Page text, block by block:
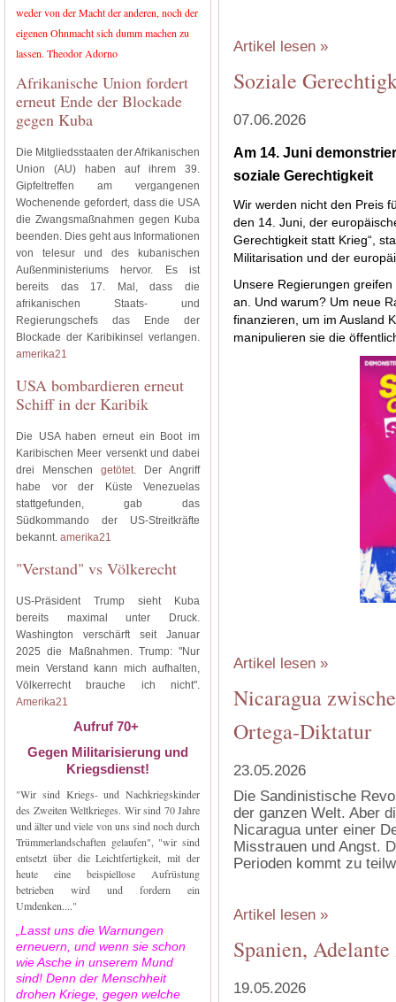
weder von der Macht der anderen, noch der
eigenen Ohnmacht sich dumm machen zu
lassen. Theodor Adorno
Afrikanische Union fordert
erneut Ende der Blockade
gegen Kuba
Die Mitgliedsstaaten der Afrikanischen
Union (AU) haben auf ihrem 39.
Gipfeltreffen am vergangenen
Wochenende gefordert, dass die USA
die Zwangsmaßnahmen gegen Kuba
beenden. Dies geht aus Informationen
von telesur und des kubanischen
Außenministeriums hervor. Es ist
bereits das 17. Mal, dass die
afrikanischen Staats- und
Regierungschefs das Ende der
Blockade der Karibikinsel verlangen.
amerika21
USA bombardieren erneut
Schiff in der Karibik
Die USA haben erneut ein Boot im
Karibischen Meer versenkt und dabei
drei Menschen getötet. Der Angriff
habe vor der Küste Venezuelas
stattgefunden, gab das
Südkommando der US-Streitkräfte
bekannt. amerika21
"Verstand" vs Völkerecht
US-Präsident Trump sieht Kuba
bereits maximal unter Druck.
Washington verschärft seit Januar
2025 die Maßnahmen. Trump: "Nur
mein Verstand kann mich aufhalten,
Völkerrecht brauche ich nicht".
Amerika21
Aufruf 70+
Gegen Militarisierung und
Kriegsdienst!
"Wir sind Kriegs- und Nachkriegskinder
des Zweiten Weltkrieges. Wir sind 70 Jahre
und älter und viele von uns sind noch durch
Trümmerlandschaften gelaufen", "wir sind
entsetzt über die Leichtfertigkeit, mit der
heute eine beispiellose Aufrüstung
betrieben wird und fordern ein
Umdenken...."
„Lasst uns die Warnungen
erneuern, und wenn sie schon
wie Asche in unserem Mund
sind! Denn der Menschheit
drohen Kriege, gegen welche
Artikel lesen »
Soziale
07.06.2026
Am 14. Juni
soziale Gerechtigkeit
Wir werden nicht den Preis
den 14. Juni, der
Gerechtigkeit statt Krieg“,
Militarisation und der
Unsere Regierungen
an. Und warum? Um neue
finanzieren, um im Ausland
manipulieren sie die
Artikel lesen »
Nicaragua
Ortega-Diktatur
23.05.2026
‍Die Sandinistische
der ganzen Welt. Aber
Nicaragua unter einer
Misstrauen und Angst.
Perioden kommt zu
Artikel lesen »
Spanien,
19.05.2026